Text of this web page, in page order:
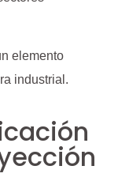
elemento
industrial.